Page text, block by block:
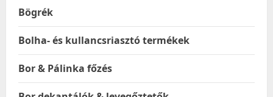
Bögrék
Bolha- és kullancsriasztó termékek
Bor & Pálinka főzés